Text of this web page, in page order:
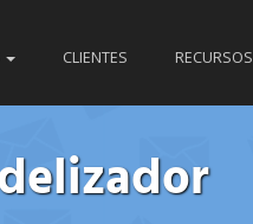
CLIENTES RECURSOS